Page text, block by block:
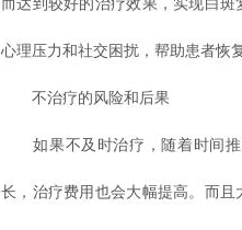
而达到较好的治疗效果，实现白
心理压力和社交困扰，帮助患者恢
不治疗的风险和后果
如果不及时治疗，随着时间推
长，治疗费用也会大幅提高。而